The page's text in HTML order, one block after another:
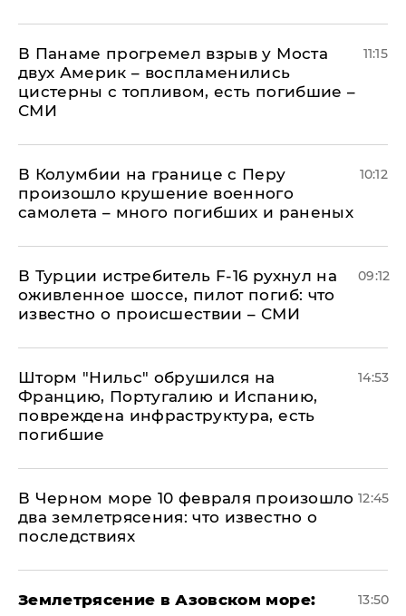
В Панаме прогремел взрыв у Моста
двух Америк – воспламенились
цистерны с топливом, есть погибшие –
СМИ
11:15
В Колумбии на границе с Перу
произошло крушение военного
самолета – много погибших и раненых
10:12
В Турции истребитель F-16 рухнул на
оживленное шоссе, пилот погиб: что
известно о происшествии – СМИ
09:12
Шторм "Нильс" обрушился на
Францию, Португалию и Испанию,
повреждена инфраструктура, есть
погибшие
14:53
В Черном море 10 февраля произошло
два землетрясения: что известно о
последствиях
12:45
Землетрясение в Азовском море:
13:50